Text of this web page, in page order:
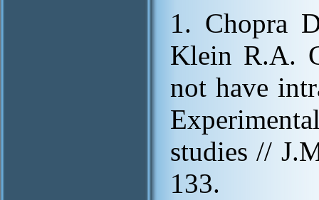
1. Chopra
Klein R.A.
not have
studies //
133.